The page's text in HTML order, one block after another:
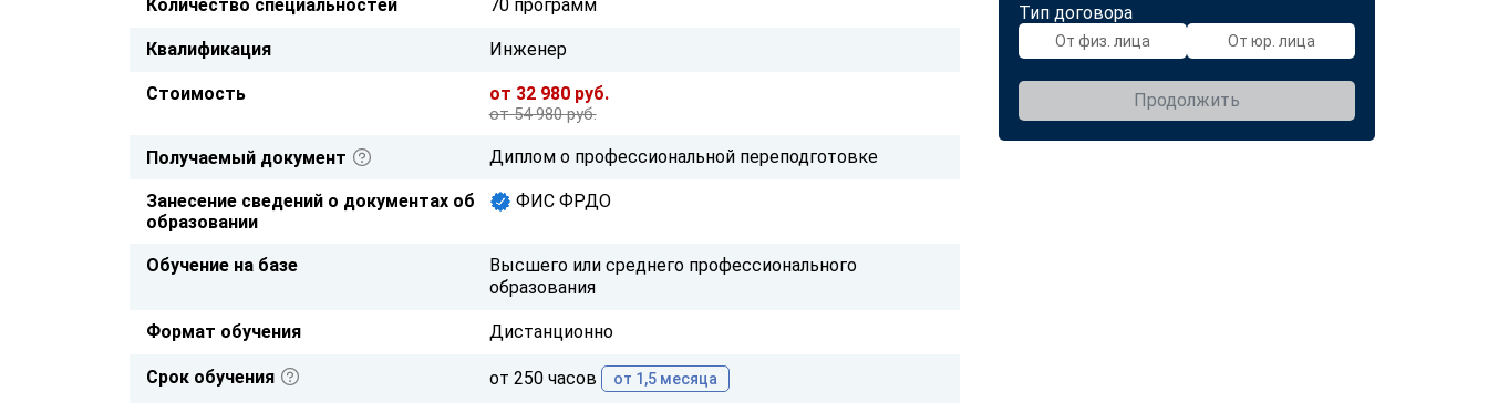
Тип договора
От физ. лица От юр. лица
Продолжить
Количество специальностей 70 программ
Квалификация Инженер
Стоимость от 32 980 руб.
от 54 980 руб.
Получаемый документ Диплом о профессиональной переподготовке
Занесение сведений о документах об
образовании
ФИС ФРДО
Обучение на базе
Высшего или среднего профессионального
образования
Формат обучения Дистанционно
Срок обучения от 250 часов от 1,5 месяца